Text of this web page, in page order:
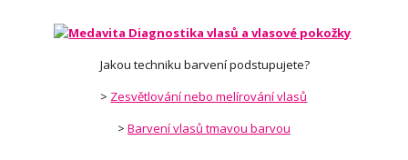
Jakou techniku barvení podstupujete?
> Zesvětlování nebo melírování vlasů
> Barvení vlasů tmavou barvou